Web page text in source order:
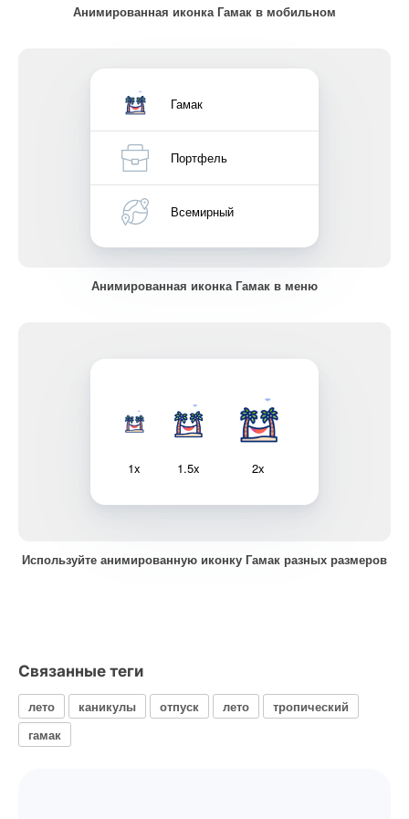
Анимированная иконка Гамак в мобильном
Гамак
Портфель
Всемирный
Анимированная иконка Гамак в меню
1x 1.5x 2x
Используйте анимированную иконку Гамак разных размеров
Связанные теги
лето каникулы отпуск лето
тропический
гамак